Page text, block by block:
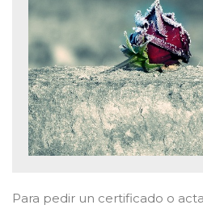
Para pedir un certificado o